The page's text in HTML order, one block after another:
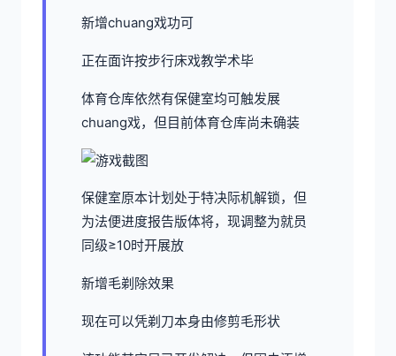
新增chuang戏功可
正在面许按步行床戏教学术毕
体育仓库依然有保健室均可触发展
chuang戏，但目前体育仓库尚未确装
保健室原本计划处于特决际机解锁，但
为法便进度报告版体将，现调整为就员
同级≥10时开展放
新增毛剃除效果
现在可以凭剃刀本身由修剪毛形状